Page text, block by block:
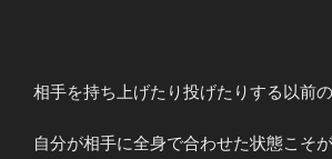
相手を持ち上げたり投げたりする以前の
自分が相手に全身で合わせた状態こそ